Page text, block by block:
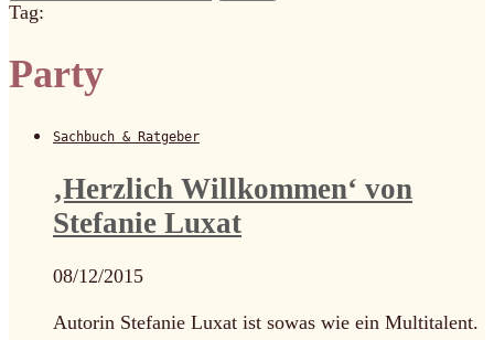
Tag:
Party
Sachbuch & Ratgeber
‚Herzlich Willkommen‘ von
Stefanie Luxat
08/12/2015
Autorin Stefanie Luxat ist sowas wie ein Multitalent.